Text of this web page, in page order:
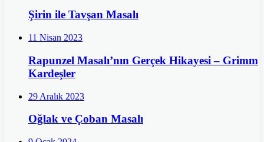
Şirin ile Tavşan Masalı
11 Nisan 2023
Rapunzel Masalı’nın Gerçek Hikayesi – Grimm
Kardeşler
29 Aralık 2023
Oğlak ve Çoban Masalı